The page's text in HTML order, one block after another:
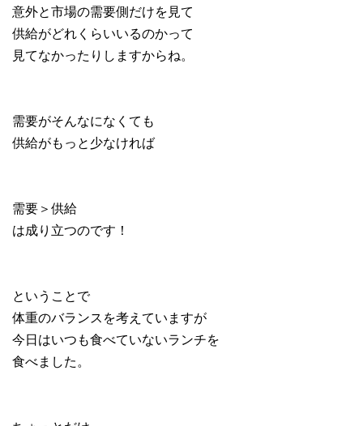
意外と市場の需要側だけを見て
供給がどれくらいいるのかって
見てなかったりしますからね。
需要がそんなになくても
供給がもっと少なければ
需要＞供給
は成り立つのです！
ということで
体重のバランスを考えていますが
今日はいつも食べていないランチを
食べました。